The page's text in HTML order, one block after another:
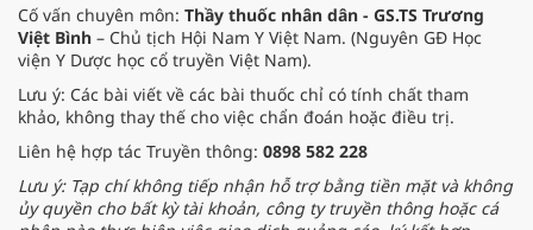
Cố vấn chuyên môn: Thầy thuốc nhân dân - GS.TS Trương
Việt Bình – Chủ tịch Hội Nam Y Việt Nam. (Nguyên GĐ Học
viện Y Dược học cổ truyền Việt Nam).
Lưu ý: Các bài viết về các bài thuốc chỉ có tính chất tham
khảo, không thay thế cho việc chẩn đoán hoặc điều trị.
Liên hệ hợp tác Truyền thông: 0898 582 228
Lưu ý: Tạp chí không tiếp nhận hỗ trợ bằng tiền mặt và không
ủy quyền cho bất kỳ tài khoản, công ty truyền thông hoặc cá